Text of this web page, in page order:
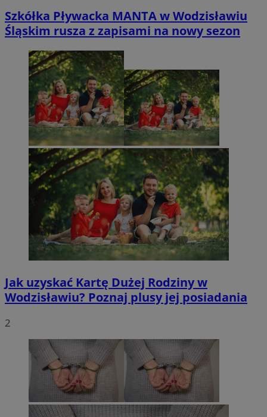
Szkółka Pływacka MANTA w Wodzisławiu
Śląskim rusza z zapisami na nowy sezon
Jak uzyskać Kartę Dużej Rodziny w
Wodzisławiu? Poznaj plusy jej posiadania
2